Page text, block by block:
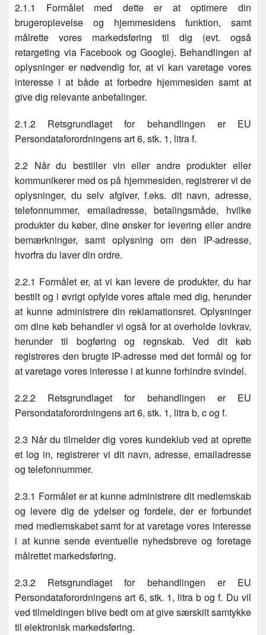
2.1.1 Formålet med dette er at optimere din
brugeroplevelse og hjemmesidens funktion, samt
målrette vores markedsføring til dig (evt. også
retargeting via Facebook og Google). Behandlingen af
oplysninger er nødvendig for, at vi kan varetage vores
interesse i at både at forbedre hjemmesiden samt at
give dig relevante anbefalinger.
2.1.2 Retsgrundlaget for behandlingen er EU
Persondataforordningens art 6, stk. 1, litra f.
2.2 Når du bestiller vin eller andre produkter eller
kommunikerer med os på hjemmesiden, registrerer vi de
oplysninger, du selv afgiver, f.eks. dit navn, adresse,
telefonnummer, emailadresse, betalingsmåde, hvilke
produkter du køber, dine ønsker for levering eller andre
bemærkninger, samt oplysning om den IP-adresse,
hvorfra du laver din ordre.
2.2.1 Formålet er, at vi kan levere de produkter, du har
bestilt og i øvrigt opfylde vores aftale med dig, herunder
at kunne administrere din reklamationsret. Oplysninger
om dine køb behandler vi også for at overholde lovkrav,
herunder til bogføring og regnskab. Ved dit køb
registreres den brugte IP-adresse med det formål og for
at varetage vores interesse i at kunne forhindre svindel.
2.2.2 Retsgrundlaget for behandlingen er EU
Persondataforordningens art 6, stk. 1, litra b, c og f.
2.3 Når du tilmelder dig vores kundeklub ved at oprette
et log in, registrerer vi dit navn, adresse, emailadresse
og telefonnummer.
2.3.1 Formålet er at kunne administrere dit medlemskab
og levere dig de ydelser og fordele, der er forbundet
med medlemskabet samt for at varetage vores interesse
i at kunne sende eventuelle nyhedsbreve og foretage
målrettet markedsføring.
2.3.2 Retsgrundlaget for behandlingen er EU
Persondataforordningens art 6, stk. 1, litra b og f. Du vil
ved tilmeldingen blive bedt om at give særskilt samtykke
til elektronisk markedsføring.